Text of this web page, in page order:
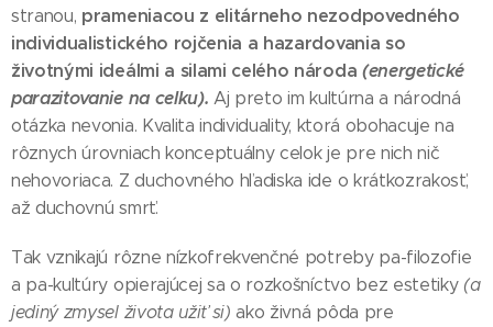
stranou, prameniacou z elitárneho nezodpovedného
individualistického rojčenia a hazardovania so
životnými ideálmi a silami celého národa (energetické
parazitovanie na celku). Aj preto im kultúrna a národná
otázka nevonia. Kvalita individuality, ktorá obohacuje na
rôznych úrovniach konceptuálny celok je pre nich nič
nehovoriaca. Z duchovného hľadiska ide o krátkozrakosť,
až duchovnú smrť.
Tak vznikajú rôzne nízkofrekvenčné potreby pa-filozofie
a pa-kultúry opierajúcej sa o rozkošníctvo bez estetiky (a
jediný zmysel života užiť si) ako živná pôda pre